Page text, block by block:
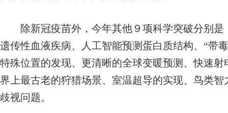
除新冠疫苗外，今年其他９项科学突破分别是
遗传性血液疾病、人工智能预测蛋白质结构、“带
特殊位置的发现、更清晰的全球变暖预测、快速
界上最古老的狩猎场景、室温超导的实现、鸟类
歧视问题。